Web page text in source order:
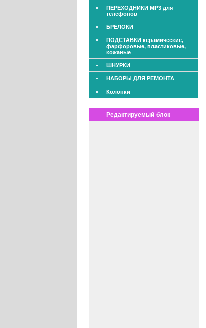
ПЕРЕХОДНИКИ МР3 для
телефонов
БРЕЛОКИ
ПОДСТАВКИ керамические,
фарфоровые, пластиковые,
кожаные
ШНУРКИ
НАБОРЫ ДЛЯ РЕМОНТА
Колонки
Редактируемый блок